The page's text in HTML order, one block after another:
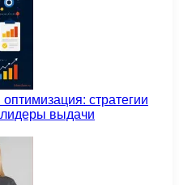
стратегии
выдачи